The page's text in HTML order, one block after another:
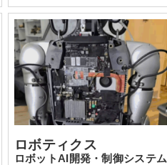
ロボティクス
ロボットAI開発・制御システム